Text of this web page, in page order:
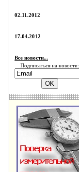
02.11.2012
17.04.2012
Все новости...
Подписаться на новости: